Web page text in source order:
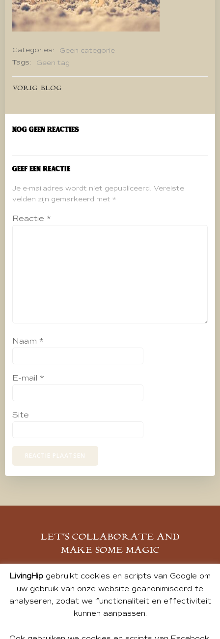
Categories:
Geen categorie
Tags:
Geen tag
Bericht
navigatie
VORIG BLOG
Nog geen reacties
Geef een reactie
Je e-mailadres wordt niet gepubliceerd. Vereiste
velden zijn gemarkeerd met *
Reactie *
Naam *
E-mail *
Site
LET’S COLLABORATE AND
MAKE SOME MAGIC
MELD JE AAN
LivingHipgebruikt cookies en scripts van Google om
uw gebruik van onze website geanonimiseerd te
analyseren, zodat we functionaliteit en effectiviteit
kunnen aanpassen.